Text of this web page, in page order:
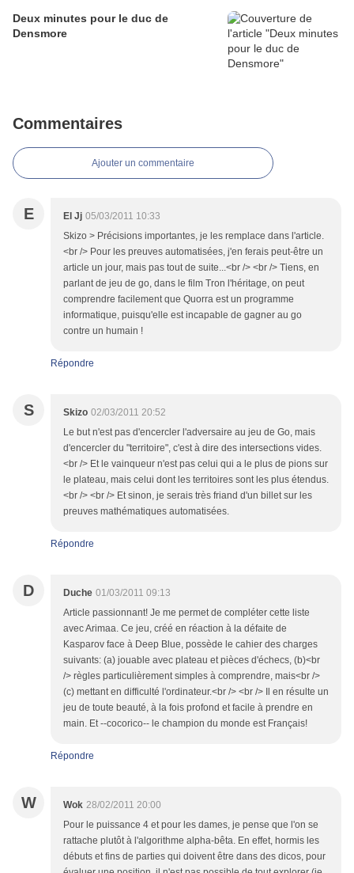
Deux minutes pour le duc de
Densmore
Commentaires
Ajouter un commentaire
E El Jj 05/03/2011 10:33
Skizo > Précisions importantes, je les remplace dans l'article.
<br /> Pour les preuves automatisées, j'en ferais peut-être un
article un jour, mais pas tout de suite...<br /> <br /> Tiens, en
parlant de jeu de go, dans le film Tron l'héritage, on peut
comprendre facilement que Quorra est un programme
informatique, puisqu'elle est incapable de gagner au go
contre un humain !
Répondre
S Skizo 02/03/2011 20:52
Le but n'est pas d'encercler l'adversaire au jeu de Go, mais
d'encercler du "territoire", c'est à dire des intersections vides.
<br /> Et le vainqueur n'est pas celui qui a le plus de pions sur
le plateau, mais celui dont les territoires sont les plus étendus.
<br /> <br /> Et sinon, je serais très friand d'un billet sur les
preuves mathématiques automatisées.
Répondre
D Duche 01/03/2011 09:13
Article passionnant! Je me permet de compléter cette liste
avec Arimaa. Ce jeu, créé en réaction à la défaite de
Kasparov face à Deep Blue, possède le cahier des charges
suivants: (a) jouable avec plateau et pièces d'échecs, (b)<br
/> règles particulièrement simples à comprendre, mais<br />
(c) mettant en difficulté l'ordinateur.<br /> <br /> Il en résulte un
jeu de toute beauté, à la fois profond et facile à prendre en
main. Et --cocorico-- le champion du monde est Français!
Répondre
W Wok 28/02/2011 20:00
Pour le puissance 4 et pour les dames, je pense que l'on se
rattache plutôt à l'algorithme alpha-bêta. En effet, hormis les
débuts et fins de parties qui doivent être dans des dicos, pour